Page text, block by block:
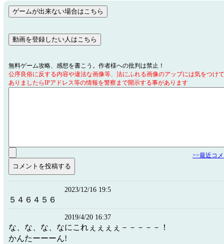
無料ゲーム攻略、感想を書こう。作者様への批判は禁止！
公序良俗に反する内容や違法な画像等、法にふれる画像のアップには気をつけ
ありましたらIPアドレス等の情報を警察まで開示する事があります
>>最近コ
2023/12/16 19:5
５４６４５６
2019/4/20 16:37
な、な、な、なにこれぇぇぇぇ－－－－－！
かんたーーーん!